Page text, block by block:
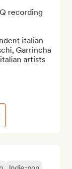
recording
italian
Garrincha
artists